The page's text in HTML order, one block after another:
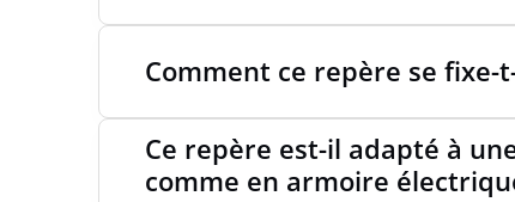
Comment ce repère se fixe-
Ce repère est-il adapté à
comme en armoire